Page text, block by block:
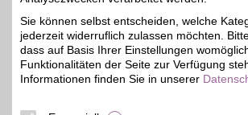
bis zu 2%
Bei zooplus
BSW-Vorteil
8.000
an Futter und
Hund, Katze
sparen.
Sie können selbst entscheiden, welche
jederzeit widerruflich zulassen möchten.
dass auf Basis Ihrer Einstellungen
Funktionalitäten der Seite zur Verfügung
Informationen finden Sie in unserer